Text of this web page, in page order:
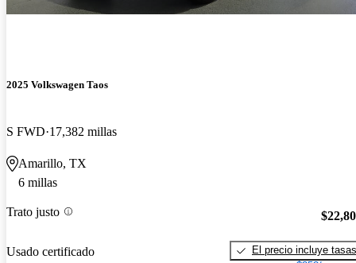
2025 Volkswagen Taos
S FWD 17,382 millas
Amarillo, TX
6 millas
Trato justo
Usado certificado
El precio incluye tasas